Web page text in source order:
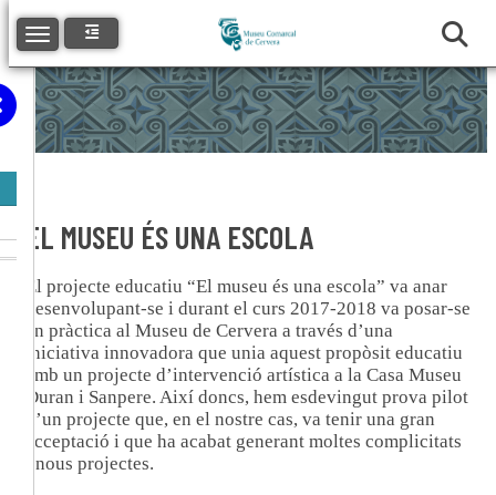
Toggle navigation
EL MUSEU ÉS UNA ESCOLA
El projecte educatiu “El museu és una escola” va anar
desenvolupant-se i durant el curs 2017-2018 va posar-se
en pràctica al Museu de Cervera a través d’una
iniciativa innovadora que unia aquest propòsit educatiu
amb un projecte d’intervenció artística a la Casa Museu
Duran i Sanpere. Així doncs, hem esdevingut prova pilot
d’un projecte que, en el nostre cas, va tenir una gran
acceptació i que ha acabat generant moltes complicitats
i nous projectes.